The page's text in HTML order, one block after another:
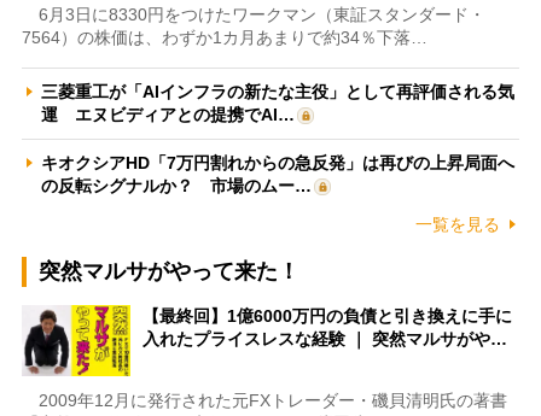
6月3日に8330円をつけたワークマン（東証スタンダード・
7564）の株価は、わずか1カ月あまりで約34％下落…
三菱重工が「AIインフラの新たな主役」として再評価される気
運 エヌビディアとの提携でAI…
キオクシアHD「7万円割れからの急反発」は再びの上昇局面へ
の反転シグナルか？ 市場のムー…
一覧を見る
突然マルサがやって来た！
【最終回】1億6000万円の負債と引き換えに手に
入れたプライスレスな経験 ｜ 突然マルサがや…
2009年12月に発行された元FXトレーダー・磯貝清明氏の著書